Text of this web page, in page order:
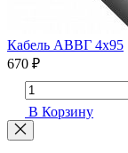
Кабель АВВГ 4х95
670 ₽
В Корзину